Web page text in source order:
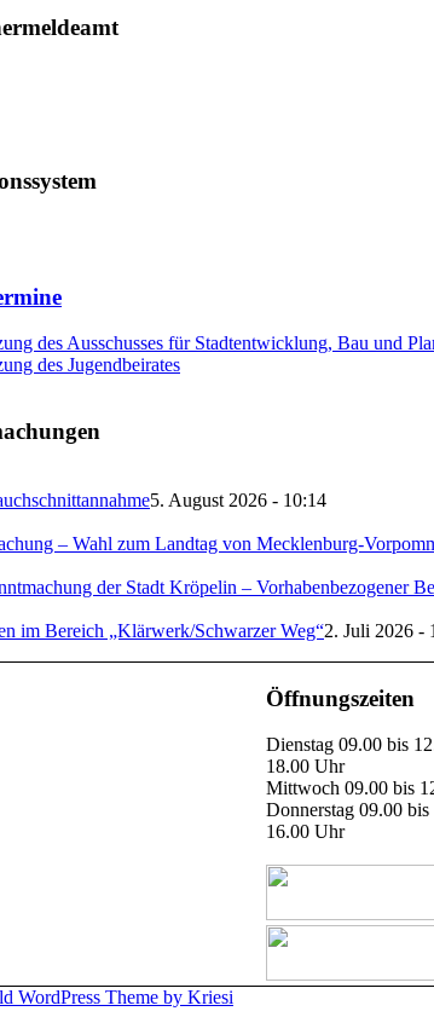
des Ausschusses für Stadtentwicklung, Bau und
des Jugendbeirates
5. August 2026 - 10:14
– Wahl zum Landtag von Mecklenburg-
der Stadt Kröpelin – Vorhabenbezogener
im Bereich „Klärwerk/Schwarzer Weg“2. Juli 2026 -
Öffnungszeiten
Dienstag 09.00 bis
18.00 Uhr
Mittwoch 09.00 bis
Donnerstag 09.00
16.00 Uhr
WordPress Theme by Kriesi